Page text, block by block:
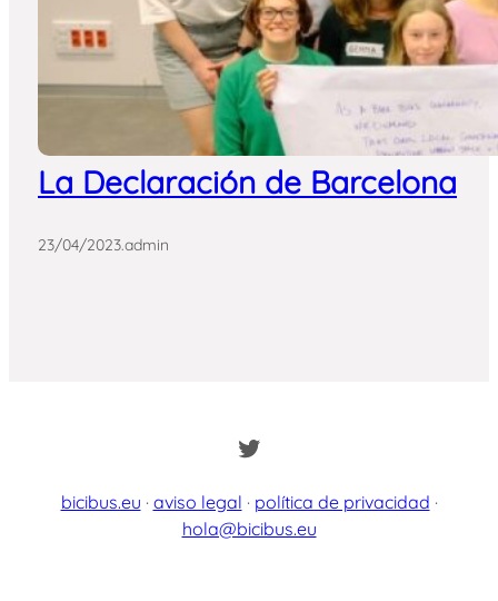
La Declaración de Barcelona
23/04/2023.admin
Twitter
bicibus.eu · aviso legal · política de privacidad ·
hola@bicibus.eu